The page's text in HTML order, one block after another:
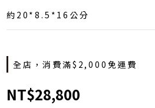
約20*8.5*16公分
全店，消費滿$2,000免運費
NT$28,800